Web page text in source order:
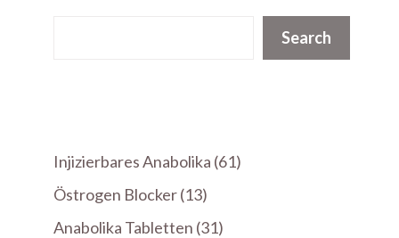
Search
Injizierbares Anabolika 6161
Östrogen Blocker 1313
Produkte
Anabolika Tabletten 3131